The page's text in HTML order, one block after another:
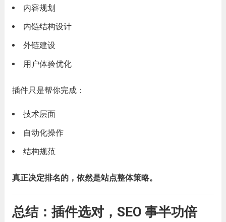
内容规划
内链结构设计
外链建设
用户体验优化
插件只是帮你完成：
技术层面
自动化操作
结构规范
真正决定排名的，依然是站点整体策略。
总结：插件选对，SEO 事半功倍